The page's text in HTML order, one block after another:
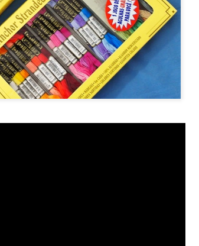
Ponto Cruz
vocês estão?